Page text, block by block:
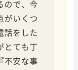
ので、今
がいくつ
話をした
とても丁
不安な事